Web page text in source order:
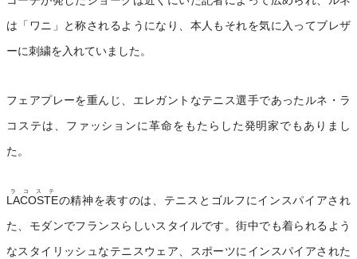
は「ワニ」と称されるようになり、本人もそれを気に入ってブレザ
ーに刺繍を入れていました。
フェアプレーを重んじ、エレガントなテニス選手であったルネ・ラ
コステは、ファッションに革命をもたらした発明家でもありまし
た。
LACOSTE
ラコステ
の精神を表すのは、テニスとゴルフにインスパイアされ
た、モダンでフランスらしいスタイルです。街中でも着られるよう
なスタイリッシュなテニスウェア、スポーツにインスパイアされた